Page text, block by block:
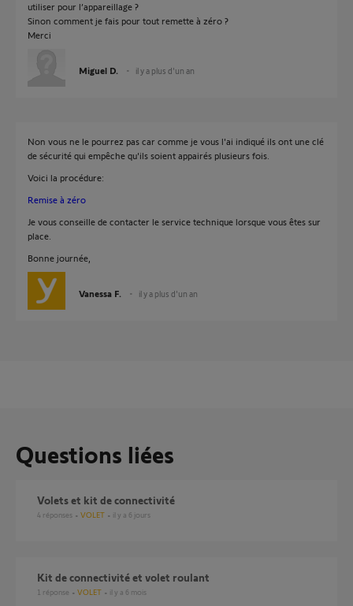
utiliser pour l’appareillage ?
Sinon comment je fais pour tout remette à zéro ?
Merci
Miguel D. il y a plus d'un an
Non vous ne le pourrez pas car comme je vous l'ai indiqué ils ont une clé
de sécurité qui empêche qu'ils soient appairés plusieurs fois.
Voici la procédure:
Remise à zéro
Je vous conseille de contacter le service technique lorsque vous êtes sur
place.
Bonne journée,
Vanessa F. il y a plus d'un an
Questions liées
Volets et kit de connectivité
4 réponses VOLET il y a 6 jours
Kit de connectivité et volet roulant
1 réponse VOLET il y a 6 mois